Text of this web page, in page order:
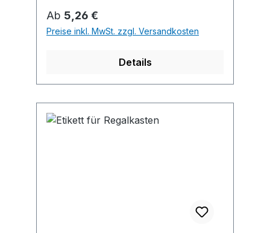
Regulärer Preis:
Ab 5,26 €
Preise inkl. MwSt. zzgl. Versandkosten
Details